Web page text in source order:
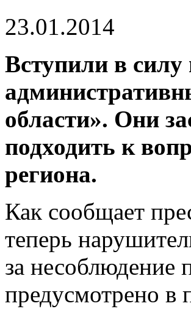
23.01.2014
Вступили в силу
области». Они
подходить к
региона.
Как сообщает
теперь
за несоблюдение
предусмотрено в